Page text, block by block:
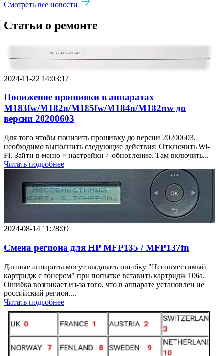
Смотреть все новости
Статьи о ремонте
2024-11-22 14:03:17
Понижение прошивки в аппаратах
M183fw/M182n/M185fw/M184n/M182nw до
версии 20200603
Для того чтобы понизить прошивку до версии 20200603,
необходимо выполнить следующие действия: Отключить Wi-
Fi. Зайти в меню > настройки > обновление. Там включить...
Читать подробнее
2024-08-14 11:28:09
Смена региона для HP MFP135 / MFP137fn
Данные аппараты могут выдавать ошибку "Несовместимый
картридж с тонером" при попытке вставить картридж 106a.
Ошибка возникает из-за того, что в аппарате установлен не
российский регион....
Читать подробнее